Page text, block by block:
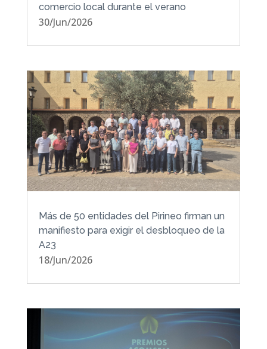
comercio local durante el verano
30/Jun/2026
Más de 50 entidades del Pirineo firman un
manifiesto para exigir el desbloqueo de la
A23
18/Jun/2026